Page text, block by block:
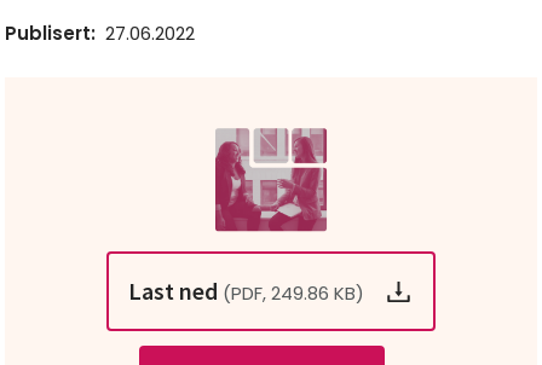
Publisert: 27.06.2022
Last ned (PDF, 249.86 KB)